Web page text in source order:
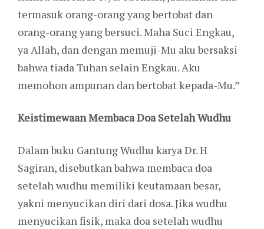
termasuk orang-orang yang bertobat dan
orang-orang yang bersuci. Maha Suci Engkau,
ya Allah, dan dengan memuji-Mu aku bersaksi
bahwa tiada Tuhan selain Engkau. Aku
memohon ampunan dan bertobat kepada-Mu.”
Keistimewaan Membaca Doa Setelah Wudhu
Dalam buku Gantung Wudhu karya Dr. H
Sagiran, disebutkan bahwa membaca doa
setelah wudhu memiliki keutamaan besar,
yakni menyucikan diri dari dosa. Jika wudhu
menyucikan fisik, maka doa setelah wudhu